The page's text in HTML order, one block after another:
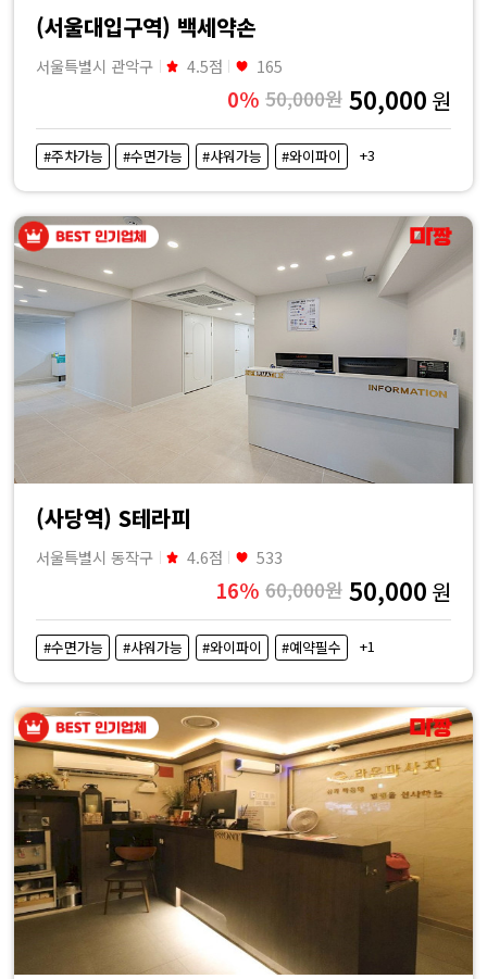
(서울대입구역) 백세약손
서울특별시 관악구 4.5점 165
0% 50,000원 50,000 원
#주차가능 #수면가능 #샤워가능 #와이파이 +3
(사당역) S테라피
서울특별시 동작구 4.6점 533
16% 60,000원 50,000 원
#수면가능 #샤워가능 #와이파이 #예약필수 +1